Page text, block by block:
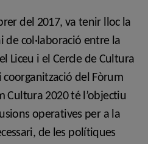
del 2017, va tenir lloc la
de col·laboració entre la
Liceu i el Cercle de Cultura
del Fòrum
Cultura 2020 té l’objectiu
operatives per a la
de les polítiques